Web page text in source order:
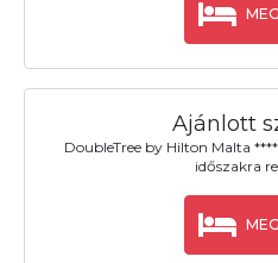
Ajánlott
DoubleTree by Hilton Malta
időszakra